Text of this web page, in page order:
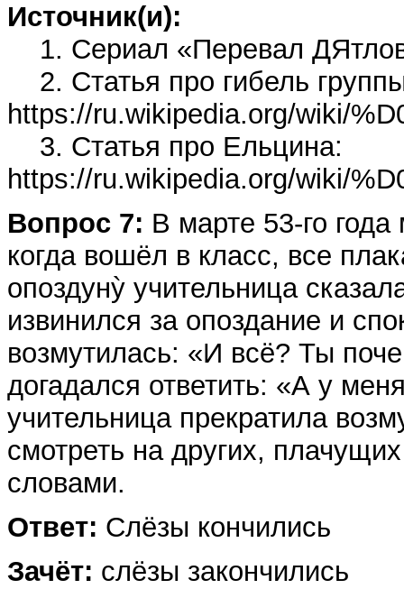
Источник(и):
1. Сериал «Перевал
2. Статья про гибель
https://ru.wikipedia.org/wiki/
3. Статья про Ельцина:
https://ru.wikipedia.org/wiki/
Вопрос 7: В марте 53-го
когда вошёл в класс, все
опоздунỳ учительница
извинился за опоздание и
возмутилась: «И всё? Ты
догадался ответить: «А у
учительница прекратила
смотреть на других,
словами.
Ответ: Слёзы кончились
Зачёт: слёзы закончились